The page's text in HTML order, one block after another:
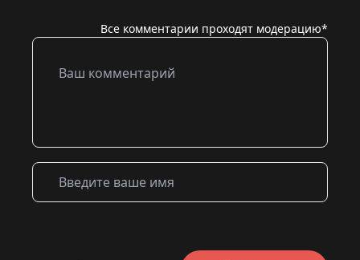
Все комментарии проходят модерацию*